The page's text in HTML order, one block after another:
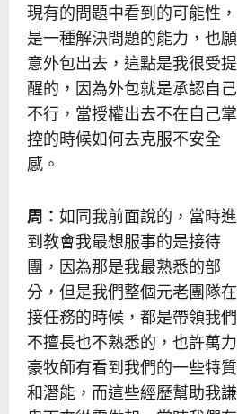
現有的問題中看到的可能性，
是一種解決問題的能力，也願
意外包出去，這點是我很受提
醒的，因為外包就是承認自己
不行，當授權出去不在自己掌
控的時候如何去克服不安全
感。
周： 如同我前面說的，當時進
到教會我最想服事的是接待
團，因為那是我最熟悉的部
分，但是我們整個元老團隊在
接任務的時候，都是帶領我們
不擅長也不熟悉的，也許萬力
豪牧師有看到我們的一些特質
和潛能，而這些經歷幫助我謙